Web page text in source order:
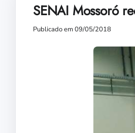
SENAI Mossoró
Publicado em 09/05/2018